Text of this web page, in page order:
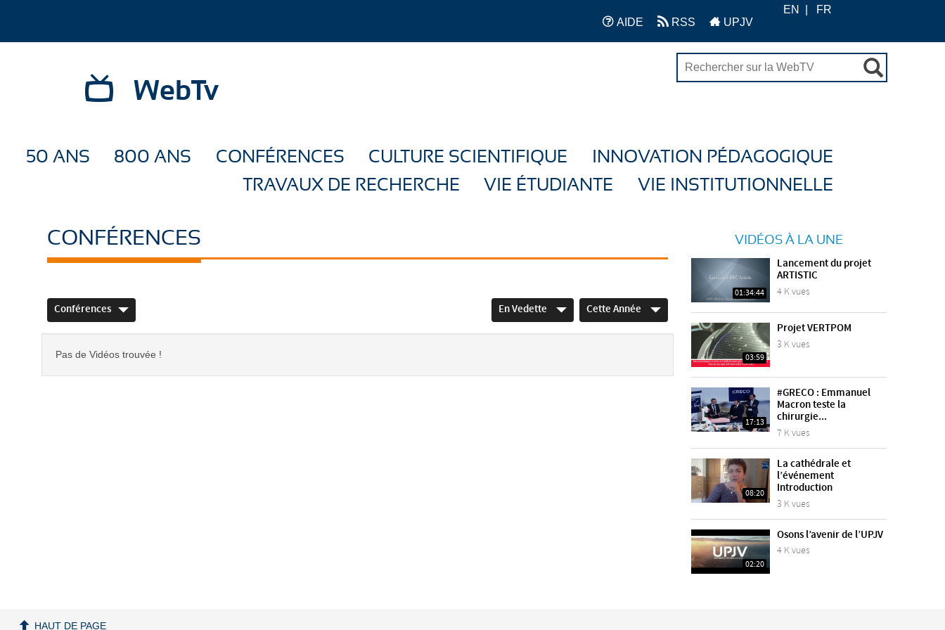
AIDE RSS UPJV
EN FR
WebTv
50 ANS 800 ANS CONFÉRENCES CULTURE SCIENTIFIQUE
INNOVATION PÉDAGOGIQUE
TRAVAUX DE RECHERCHE
VIE ÉTUDIANTE VIE INSTITUTIONNELLE
CONFÉRENCES
Conférences En Vedette Cette Année
Pas de Vidéos trouvée !
VIDÉOS À LA UNE
01:34:44
Lancement du projet
ARTISTIC
4 K vues
03:59
Projet VERTPOM
3 K vues
17:13
#GRECO : Emmanuel
Macron teste la
chirurgie...
7 K vues
08:20
La cathédrale et
l’événement
Introduction
3 K vues
02:20
Osons l’avenir de l’UPJV
4 K vues
HAUT DE PAGE